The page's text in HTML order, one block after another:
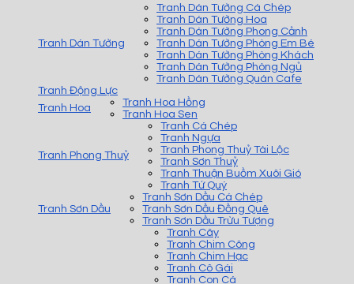
Tranh Dán Tường
Tranh Dán Tường Cá Chép
Tranh Dán Tường Hoa
Tranh Dán Tường Phong Cảnh
Tranh Dán Tường Phòng Em Bé
Tranh Dán Tường Phòng Khách
Tranh Dán Tường Phòng Ngủ
Tranh Dán Tường Quán Cafe
Tranh Động Lực
Tranh Hoa
Tranh Hoa Hồng
Tranh Hoa Sen
Tranh Phong Thuỷ
Tranh Cá Chép
Tranh Ngựa
Tranh Phong Thuỷ Tài Lộc
Tranh Sơn Thuỷ
Tranh Thuận Buồm Xuôi Gió
Tranh Tứ Quý
Tranh Sơn Dầu
Tranh Sơn Dầu Cá Chép
Tranh Sơn Dầu Đồng Quê
Tranh Sơn Dầu Trừu Tượng
Tranh Cây
Tranh Chim Công
Tranh Chim Hạc
Tranh Cô Gái
Tranh Con Cá